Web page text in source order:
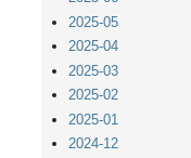
2025-05
2025-04
2025-03
2025-02
2025-01
2024-12